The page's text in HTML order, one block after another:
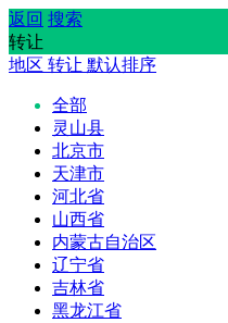
返回 搜索
转让
地区 转让 默认排序
全部
灵山县
北京市
天津市
河北省
山西省
内蒙古自治区
辽宁省
吉林省
黑龙江省